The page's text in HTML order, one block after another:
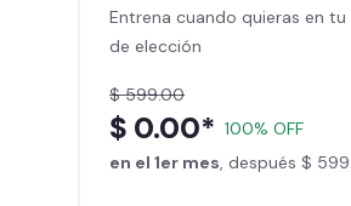
Smart Fit App - Tu plan
entrenamiento
Smart Fit GO
línea) en la app
Acceso a todas las áreas
Entrena cuando quieras en tu
de elección
$ 599.00
$ 0.00* 100% OFF
en el 1er mes , después $